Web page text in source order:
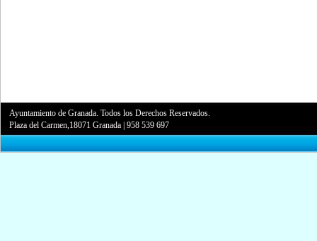
Ayuntamiento de Granada. Todos los Derechos Reservados.
Plaza del Carmen,18071 Granada |958 539 697